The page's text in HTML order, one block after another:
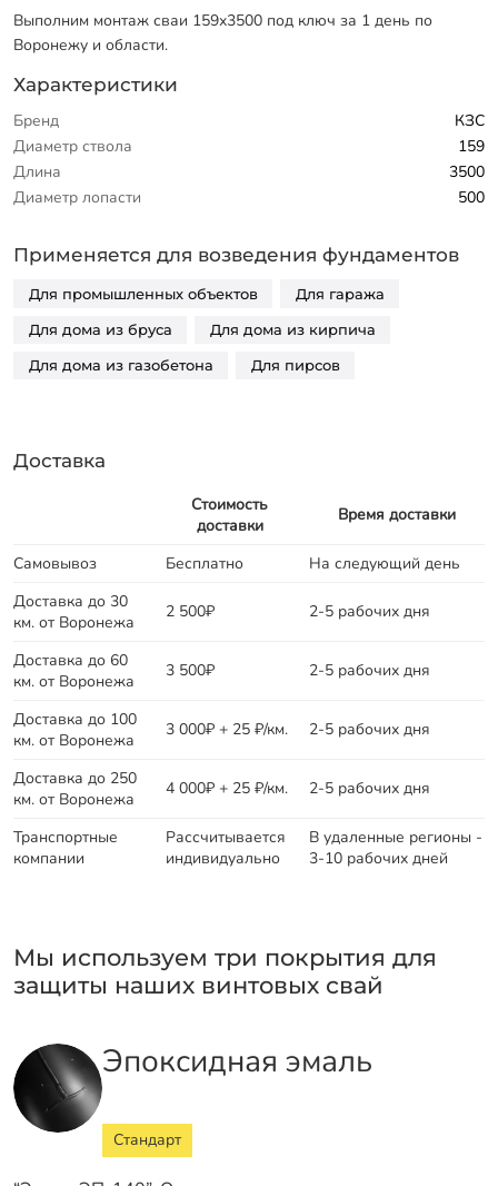
Выполним монтаж сваи 159х3500 под ключ за 1 день по
Воронежу и области.
Характеристики
Бренд
КЗС
Диаметр ствола
159
Длина
3500
Диаметр лопасти
500
Применяется для возведения фундаментов
Для промышленных объектов Для гаража
Для дома из бруса Для дома из кирпича
Для дома из газобетона Для пирсов
Доставка
Стоимость
доставки
Время доставки
Самовывоз Бесплатно
На следующий день
Доставка до 30
км. от Воронежа
2 500₽ 2-5 рабочих дня
Доставка до 60
км. от Воронежа
3 500₽ 2-5 рабочих дня
Доставка до 100
км. от Воронежа
3 000₽ + 25 ₽/км. 2-5 рабочих дня
Доставка до 250
км. от Воронежа
4 000₽ + 25 ₽/км. 2-5 рабочих дня
Транспортные
компании
Рассчитывается
индивидуально
В удаленные регионы -
3-10 рабочих дней
Мы используем три покрытия для
защиты наших винтовых свай
Эпоксидная эмаль
Стандарт